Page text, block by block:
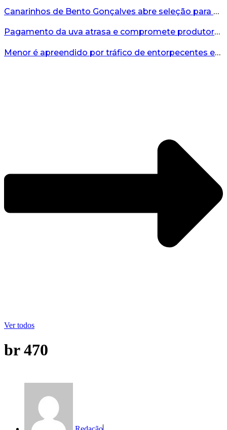
Canarinhos de Bento Gonçalves abre seleção para novos integrantes...
Pagamento da uva atrasa e compromete produtores...
Menor é apreendido por tráfico de entorpecentes em Veranópolis...
Ver todos
br 470